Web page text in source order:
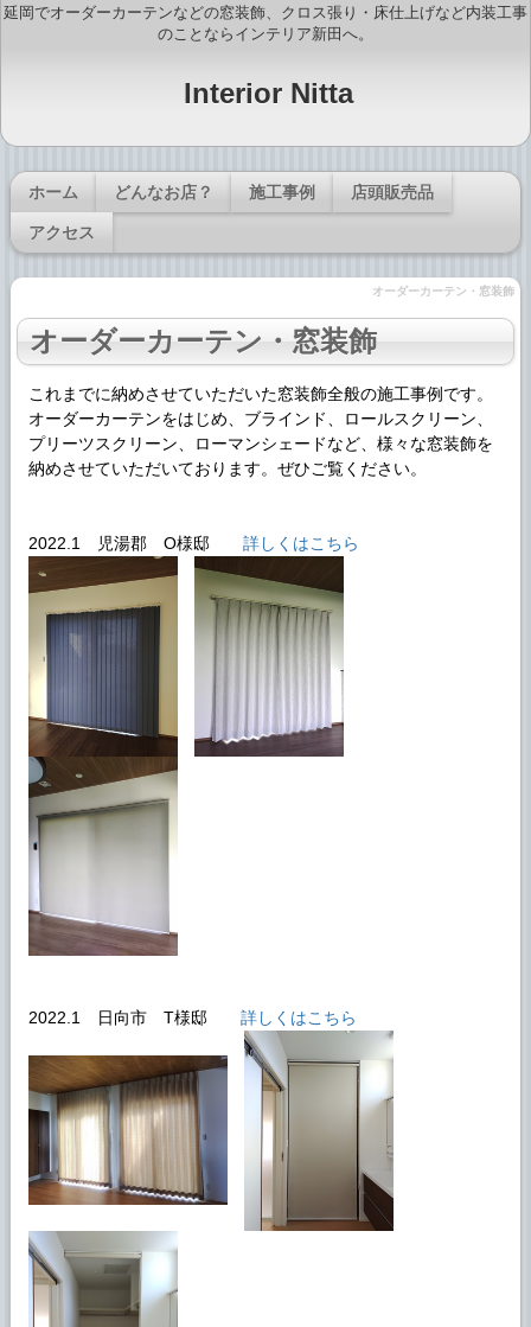
延岡でオーダーカーテンなどの窓装飾、クロス張り・床仕上げなど内装工事
のことならインテリア新田へ。
Interior Nitta
ホーム どんなお店？ 施工事例 店頭販売品
アクセス
オーダーカーテン・窓装飾
オーダーカーテン・窓装飾
これまでに納めさせていただいた窓装飾全般の施工事例です。
オーダーカーテンをはじめ、ブラインド、ロールスクリーン、
プリーツスクリーン、ローマンシェードなど、様々な窓装飾を
納めさせていただいております。ぜひご覧ください。
2022.1 児湯郡 O様邸 詳しくはこちら
2022.1 日向市 T様邸 詳しくはこちら